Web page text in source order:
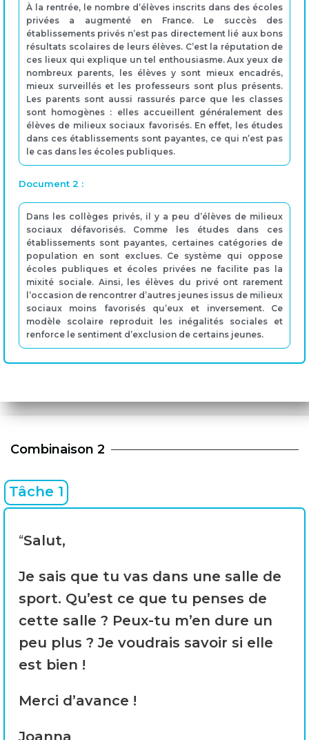
À la rentrée, le nombre d’élèves inscrits dans des écoles
privées a augmenté en France. Le succès des
établissements privés n’est pas directement lié aux bons
résultats scolaires de leurs élèves. C’est la réputation de
ces lieux qui explique un tel enthousiasme. Aux yeux de
nombreux parents, les élèves y sont mieux encadrés,
mieux surveillés et les professeurs sont plus présents.
Les parents sont aussi rassurés parce que les classes
sont homogènes : elles accueillent généralement des
élèves de milieux sociaux favorisés. En effet, les études
dans ces établissements sont payantes, ce qui n’est pas
le cas dans les écoles publiques.
Document 2 :
Dans les collèges privés, il y a peu d’élèves de milieux
sociaux défavorisés. Comme les études dans ces
établissements sont payantes, certaines catégories de
population en sont exclues. Ce système qui oppose
écoles publiques et écoles privées ne facilite pas la
mixité sociale. Ainsi, les élèves du privé ont rarement
l’occasion de rencontrer d’autres jeunes issus de milieux
sociaux moins favorisés qu’eux et inversement. Ce
modèle scolaire reproduit les inégalités sociales et
renforce le sentiment d’exclusion de certains jeunes.
Combinaison 2
Tâche 1
“Salut,
Je sais que tu vas dans une salle de
sport. Qu’est ce que tu penses de
cette salle ? Peux-tu m’en dure un
peu plus ? Je voudrais savoir si elle
est bien !
Merci d’avance !